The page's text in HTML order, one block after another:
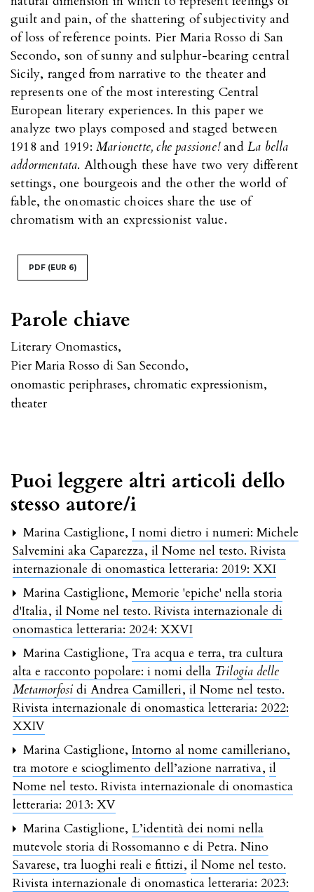
Parole chiave
Literary Onomastics,
Pier Maria Rosso di San Secondo,
onomastic periphrases, chromatic expressionism,
theater
guilt and pain, of the shattering of subjectivity and
of loss of reference points. Pier Maria Rosso di San
Secondo, son of sunny and sulphur-bearing central
Sicily, ranged from narrative to the theater and
represents one of the most interesting Central
European literary experiences. In this paper we
analyze two plays composed and staged between
1918 and 1919: Marionette, che passione!and La bella
addormentata. Although these have two very different
settings, one bourgeois and the other the world of
fable, the onomastic choices share the use of
chromatism with an expressionist value.
PDF (EUR 6)
Puoi leggere altri articoli dello
stesso autore/i
Marina Castiglione, I nomi dietro i numeri: Michele
Salvemini aka Caparezza, il Nome nel testo. Rivista
internazionale di onomastica letteraria: 2019: XXI
Marina Castiglione, Memorie 'epiche' nella storia
d'Italia, il Nome nel testo. Rivista internazionale di
onomastica letteraria: 2024: XXVI
Marina Castiglione, Tra acqua e terra, tra cultura
alta e racconto popolare: i nomi della Trilogia delle
Metamorfosi di Andrea Camilleri, il Nome nel testo.
Rivista internazionale di onomastica letteraria: 2022:
XXIV
Marina Castiglione, Intorno al nome camilleriano,
tra motore e scioglimento dell’azione narrativa, il
Nome nel testo. Rivista internazionale di onomastica
letteraria: 2013: XV
Marina Castiglione, L’identità dei nomi nella
mutevole storia di Rossomanno e di Petra. Nino
Savarese, tra luoghi reali e fittizi, il Nome nel testo.
Rivista internazionale di onomastica letteraria: 2023: